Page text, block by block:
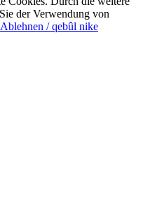
der Verwendung von
Ablehnen / qebûl nike